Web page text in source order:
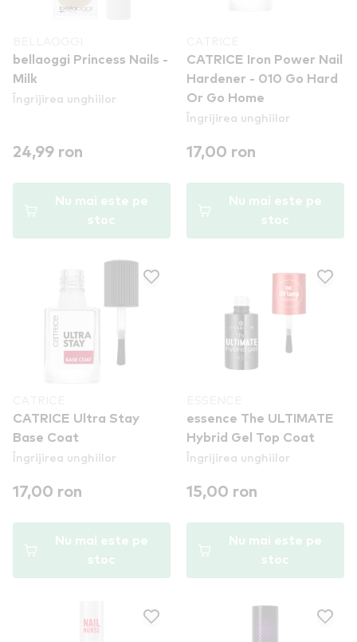
bellaoggi Princess Nails -
Milk
Îngrijirea unghiilor
24,99 ron
Nu mai este pe
stoc
CATRICE Iron Power Nail
Hardener - 010 Go Hard
Or Go Home
Îngrijirea unghiilor
17,00 ron
Nu mai este pe
stoc
CATRICE Ultra Stay
Base Coat
Îngrijirea unghiilor
17,00 ron
Nu mai este pe
stoc
essence The ULTIMATE
Hybrid Gel Top Coat
Îngrijirea unghiilor
15,00 ron
Nu mai este pe
stoc